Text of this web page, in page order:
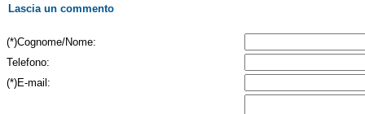
Lascia un commento
(*)Cognome/Nome:
Telefono:
(*)E-mail: